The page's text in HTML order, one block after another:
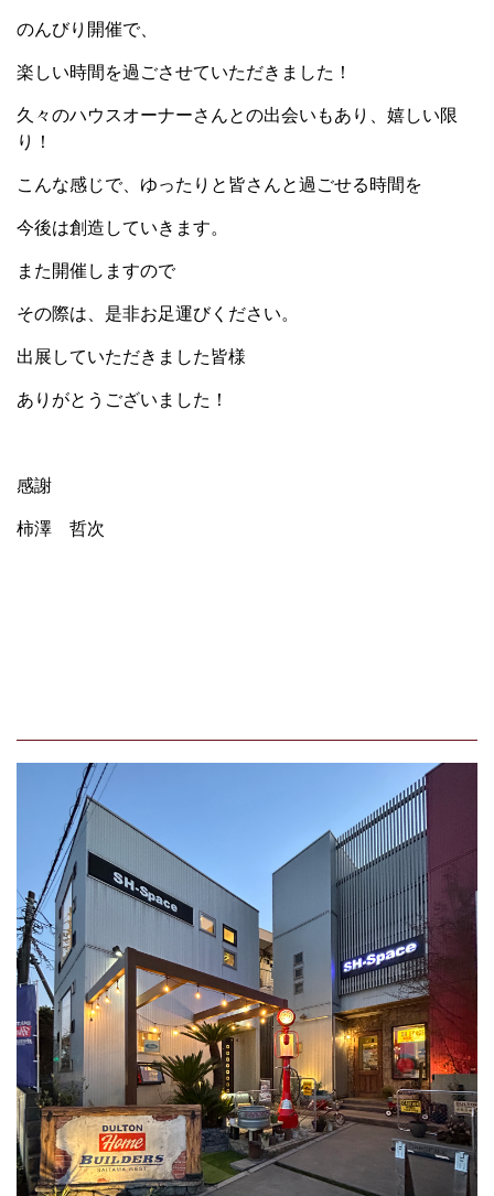
のんびり開催で、
楽しい時間を過ごさせていただきました！
久々のハウスオーナーさんとの出会いもあり、嬉しい限
り！
こんな感じで、ゆったりと皆さんと過ごせる時間を
今後は創造していきます。
また開催しますので
その際は、是非お足運びください。
出展していただきました皆様
ありがとうございました！
感謝
柿澤 哲次